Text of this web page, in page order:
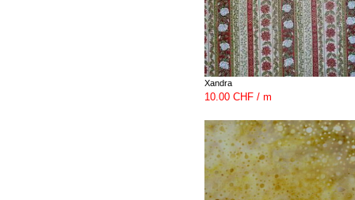
Xandra
10.00 CHF / m